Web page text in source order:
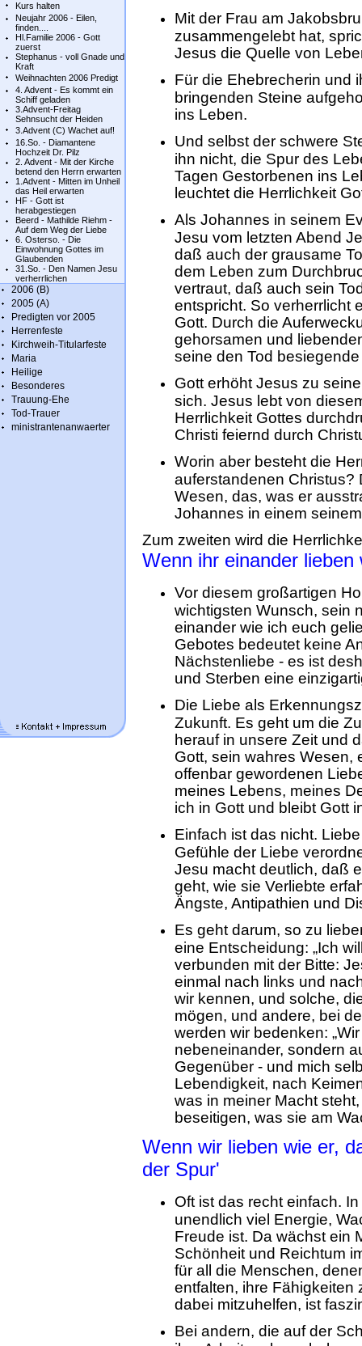
Kurs halten
Neujahr 2006 - Eilen,
finden....
Hl.Familie 2006 - Gott
zuerst
Stephanus - voll Gnade und
Kraft
Weihnachten 2006 Predigt
4. Advent - Es kommt ein
Schiff geladen
3.Advent-Freitag
Sehnsucht der Heiden
3.Advent (C) Wachet auf!
16.So. - Diamantene
Hochzeit Dr. Pilz
2. Advent - Mit der Kirche
betend den Herrn erwarten
1.Advent - Mitten im Unheil
das Heil erwarten
HF - Gott ist
herabgestiegen
Beerd - Mathilde Riehm -
Auf dem Weg der Liebe
6. Osterso. - Die
Einwohnung Gottes im
Glaubenden
31.So. - Den Namen Jesu
verherrlichen
2006 (B)
2005 (A)
Predigten vor 2005
Herrenfeste
Kirchweih-Titularfeste
Maria
Heilige
Besonderes
Trauung-Ehe
Tod-Trauer
ministrantenanwaerter
Mit der Frau am
zusammengelebt hat,
Jesus die Quelle von
Für die Ehebrecherin und
bringenden Steine
ins Leben.
Und selbst der schwere
ihn nicht, die Spur des
Tagen Gestorbenen ins
leuchtet die Herrlichkeit
Als Johannes in seinem
Jesu vom letzten Abend
daß auch der grausame
dem Leben zum
vertraut, daß auch sein
entspricht. So verherrlicht
Gott. Durch die
gehorsamen und
seine den Tod
Gott erhöht Jesus zu
sich. Jesus lebt von
Herrlichkeit Gottes
Christi feiernd durch
Worin aber besteht die
auferstandenen Christus?
Wesen, das, was er
Johannes in einem
Zum zweiten wird die
Wenn ihr einander
Vor diesem großartigen
wichtigsten Wunsch, sein
einander wie ich euch
Gebotes bedeutet keine
Nächstenliebe - es ist
und Sterben eine
Die Liebe als
Zukunft. Es geht um die
herauf in unsere Zeit und
Gott, sein wahres Wesen,
offenbar gewordenen
meines Lebens, meines
ich in Gott und bleibt Gott
Einfach ist das nicht.
Gefühle der Liebe
Jesu macht deutlich, daß
geht, wie sie Verliebte
Ängste, Antipathien und
Es geht darum, so zu
eine Entscheidung: „Ich
verbunden mit der Bitte:
einmal nach links und
wir kennen, und solche,
mögen, und andere, bei
werden wir bedenken:
nebeneinander, sondern
Gegenüber - und mich
Lebendigkeit, nach
was in meiner Macht
beseitigen, was sie am
Wenn wir lieben wie er,
der Spur'
Oft ist das recht einfach.
unendlich viel Energie,
Freude ist. Da wächst ein
Schönheit und Reichtum
für all die Menschen,
entfalten, ihre Fähigkeiten
dabei mitzuhelfen, ist
Bei andern, die auf der